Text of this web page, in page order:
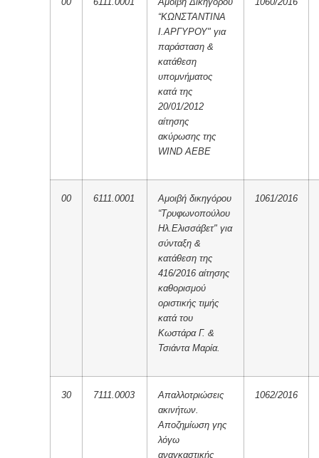
“ΚΩΝΣΤΑΝΤΙΝΑ
Ι.ΑΡΓΥΡΟΥ" για
παράσταση &
κατάθεση
υπομνήματος
κατά της
20/01/2012
αίτησης
ακύρωσης της
WIND AEBE
00 6111.0001
Αμοιβή δικηγόρου
“Τρυφωνοπούλου
Ηλ.Ελισσάβετ" για
σύνταξη &
κατάθεση της
416/2016 αίτησης
καθορισμού
οριστικής τιμής
κατά του
Κωστάρα Γ. &
Τσιάντα Μαρία.
1061/2016
30 7111.0003
Απαλλοτριώσεις
ακινήτων.
Αποζημίωση γης
λόγω
αναγκαστικής
1062/2016